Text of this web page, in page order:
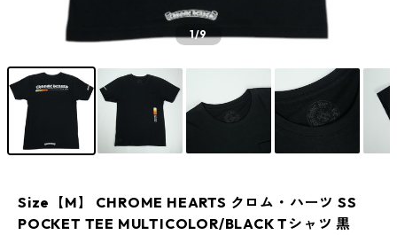
1/9
Size【M】 CHROME HEARTS クロム・ハーツ SS
POCKET TEE MULTICOLOR/BLACK Tシャツ 黒